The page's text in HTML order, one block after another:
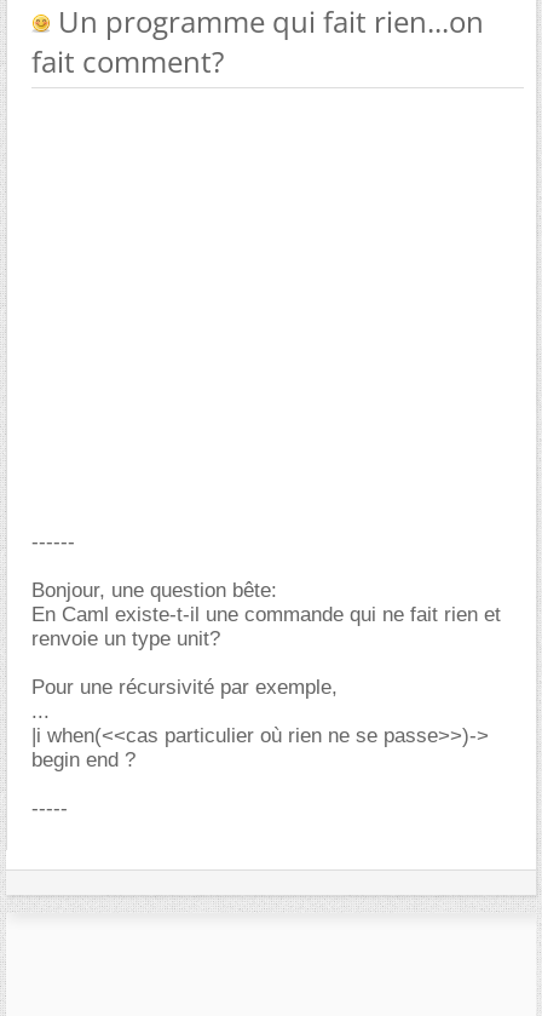
Un programme qui fait rien...on
fait comment?
------
Bonjour, une question bête:
En Caml existe-t-il une commande qui ne fait rien et
renvoie un type unit?
Pour une récursivité par exemple,
...
|i when(<<cas particulier où rien ne se passe>>)->
begin end ?
-----